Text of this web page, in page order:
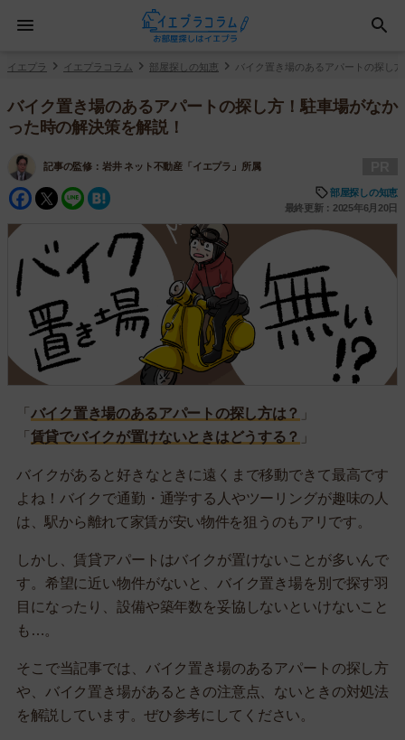
イエプラ イエプラコラム 部屋探しの知恵 バイク置き場のあるアパートの探し
バイク置き場のあるアパートの探し方！駐車場がなか
った時の解決策を解説！
記事の監修： 岩井 ネット不動産「イエプラ」所属
Facebook
Twitter
Line
部屋探しの知恵
最終更新：2025年6月20日
「 バイク置き場のあるアパートの探し方は？ 」
「 賃貸でバイクが置けないときはどうする？ 」
バイクがあると好きなときに遠くまで移動できて最高です
よね！バイクで通勤・通学する人やツーリングが趣味の人
は、駅から離れて家賃が安い物件を狙うのもアリです。
しかし、賃貸アパートはバイクが置けないことが多いんで
す。希望に近い物件がないと、バイク置き場を別で探す羽
目になったり、設備や築年数を妥協しないといけないこと
も…。
そこで当記事では、バイク置き場のあるアパートの探し方
や、バイク置き場があるときの注意点、ないときの対処法
を解説しています。ぜひ参考にしてください。